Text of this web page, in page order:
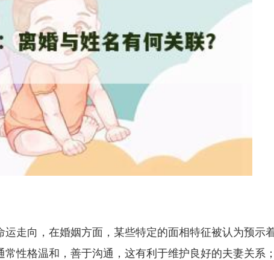
走向，在婚姻方面，某些特定的面相特征被认为预示
性格温和，善于沟通，这有利于维护良好的夫妻关系；